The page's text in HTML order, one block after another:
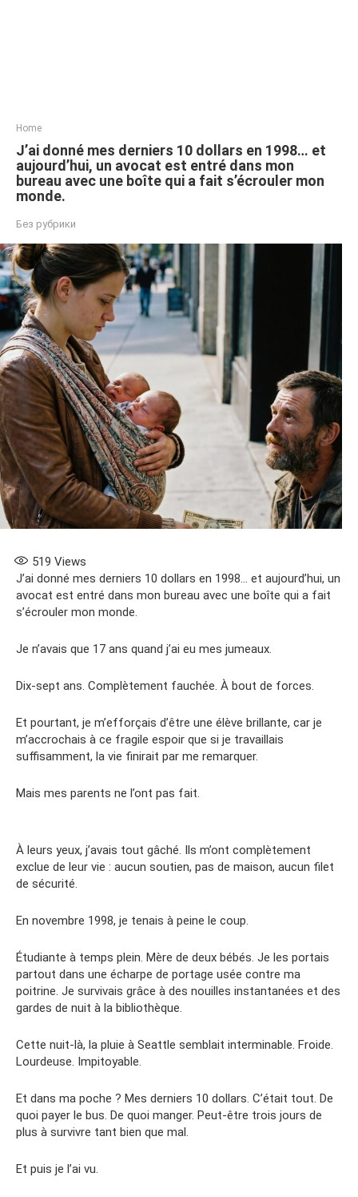
Home
J’ai donné mes derniers 10 dollars en 1998… et
aujourd’hui, un avocat est entré dans mon
bureau avec une boîte qui a fait s’écrouler mon
monde.
Без рубрики
519 Views
J’ai donné mes derniers 10 dollars en 1998… et aujourd’hui, un
avocat est entré dans mon bureau avec une boîte qui a fait
s’écrouler mon monde.
Je n’avais que 17 ans quand j’ai eu mes jumeaux.
Dix-sept ans. Complètement fauchée. À bout de forces.
Et pourtant, je m’efforçais d’être une élève brillante, car je
m’accrochais à ce fragile espoir que si je travaillais
suffisamment, la vie finirait par me remarquer.
Mais mes parents ne l’ont pas fait.
À leurs yeux, j’avais tout gâché. Ils m’ont complètement
exclue de leur vie : aucun soutien, pas de maison, aucun filet
de sécurité.
En novembre 1998, je tenais à peine le coup.
Étudiante à temps plein. Mère de deux bébés. Je les portais
partout dans une écharpe de portage usée contre ma
poitrine. Je survivais grâce à des nouilles instantanées et des
gardes de nuit à la bibliothèque.
Cette nuit-là, la pluie à Seattle semblait interminable. Froide.
Lourdeuse. Impitoyable.
Et dans ma poche ? Mes derniers 10 dollars. C’était tout. De
quoi payer le bus. De quoi manger. Peut-être trois jours de
plus à survivre tant bien que mal.
Et puis je l’ai vu.